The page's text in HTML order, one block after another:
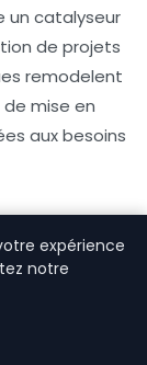
un catalyseur
de projets
remodelent
mise en
aux besoins
modifie en
notre
expérience
notre